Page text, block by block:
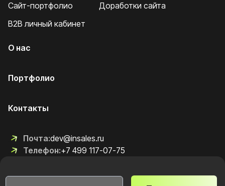
Сайт-портфолио
B2B личный кабинет
Доработки сайта
О нас
Портфолио
Контакты
Почта:dev@insales.ru
Телефон:+7 499 117-07-75